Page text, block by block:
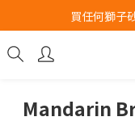
Airbuggy
買任何獅子
Airbuggy
Mandarin